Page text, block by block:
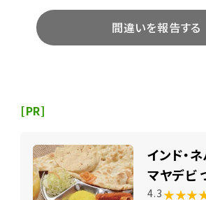
間違いを報告する
[PR]
インド・
マヤデビ
4.3